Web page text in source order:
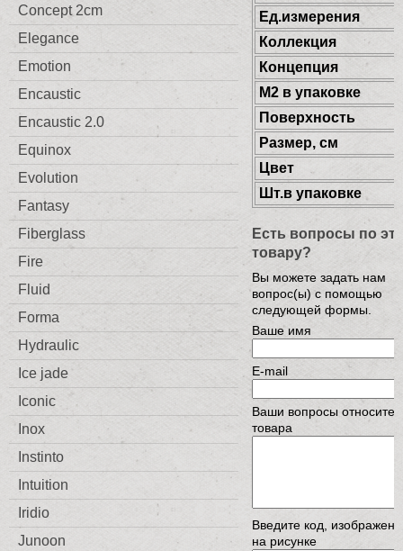
Concept 2cm
Elegance
Emotion
Encaustic
Encaustic 2.0
Equinox
Evolution
Fantasy
Fiberglass
Fire
Fluid
Forma
Hydraulic
Ice jade
Iconic
Inox
Instinto
Intuition
Iridio
Junoon
Ед.измерения
Коллекция
Концепция
М2 в упаковке
Поверхность
Размер, см
Цвет
Шт.в упаковке
Есть вопросы по
товару?
Вы можете задать нам
вопрос(ы) с помощью
следующей формы.
Ваше имя
E-mail
Ваши вопросы
товара
Введите код,
на рисунке